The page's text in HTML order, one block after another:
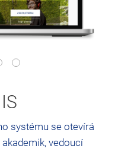
systému se otevírá
vedoucí